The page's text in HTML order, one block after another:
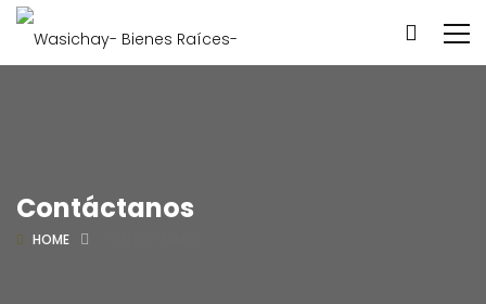
Contáctanos
HOME